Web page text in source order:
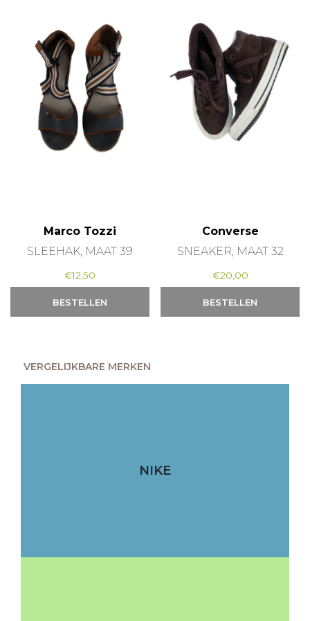
Marco Tozzi
SLEEHAK, MAAT 39
€12,50
BESTELLEN
Converse
SNEAKER, MAAT 32
€20,00
BESTELLEN
VERGELIJKBARE MERKEN
NIKE